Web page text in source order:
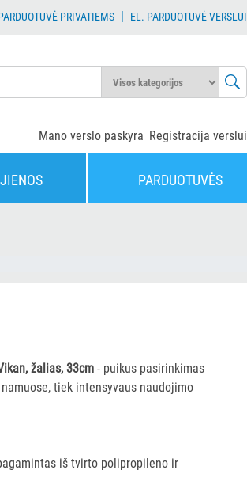
PRIVATIEMS| EL. PARDUOTUVĖ VERSLUI
Registracija verslui
Mano verslo paskyra
PARDUOTUVĖS
žalias, 33cm - puikus pasirinkimas
tiek intensyvaus naudojimo
iš tvirto polipropileno ir